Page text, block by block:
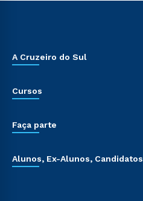
A Cruzeiro do Sul
Cursos
Faça parte
Alunos, Ex-Alunos, Candidatos